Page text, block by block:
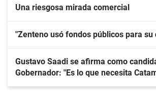
Una riesgosa mirada comercial
"Zenteno usó fondos públicos para su
Gustavo Saadi se afirma como
Gobernador: "Es lo que necesita